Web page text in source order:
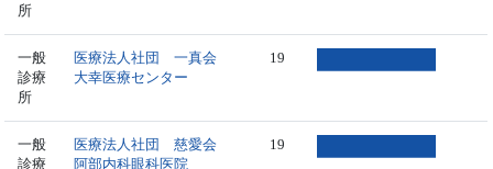
所
一般
診療
所
医療法人社団 一真会
大幸医療センター
19
一般
診療
医療法人社団 慈愛会
阿部内科眼科医院
19